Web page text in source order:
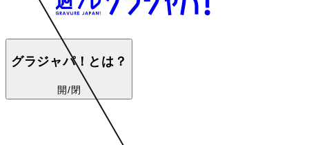
グラジャパ！とは？
開/閉